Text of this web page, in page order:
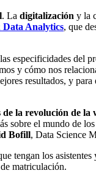
. La digitalización y la
Data Analytics, que
especificidades del
y cómo nos
resultados, y
de la revolución de la
sobre el mundo de
Bofill, Data Science
tengan los asistentes
matriculación.